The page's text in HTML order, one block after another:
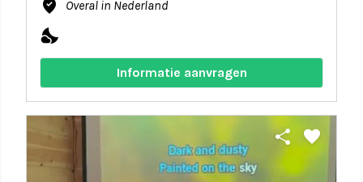
where_to_vote Overal in Nederland
nights_stay
Informatie aanvragen
share favorite